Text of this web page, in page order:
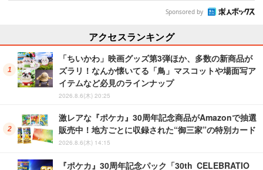
Sponsored by
アクセスランキング
「ちいかわ」映画グッズ第3弾ほか、多数の新商品が
ズラリ！なんか懐いてる「鳥」マスコットや場面写ア
イテムなど必見のラインナップ
2026.8.6(木) 20:25
激レアな『ポケカ』30周年記念商品がAmazonで抽選
販売中！地方ごとに収録された“御三家”の特別カード
2026.8.6(木) 14:15
『ポケカ』30周年記念パック「30th CELEBRATIO